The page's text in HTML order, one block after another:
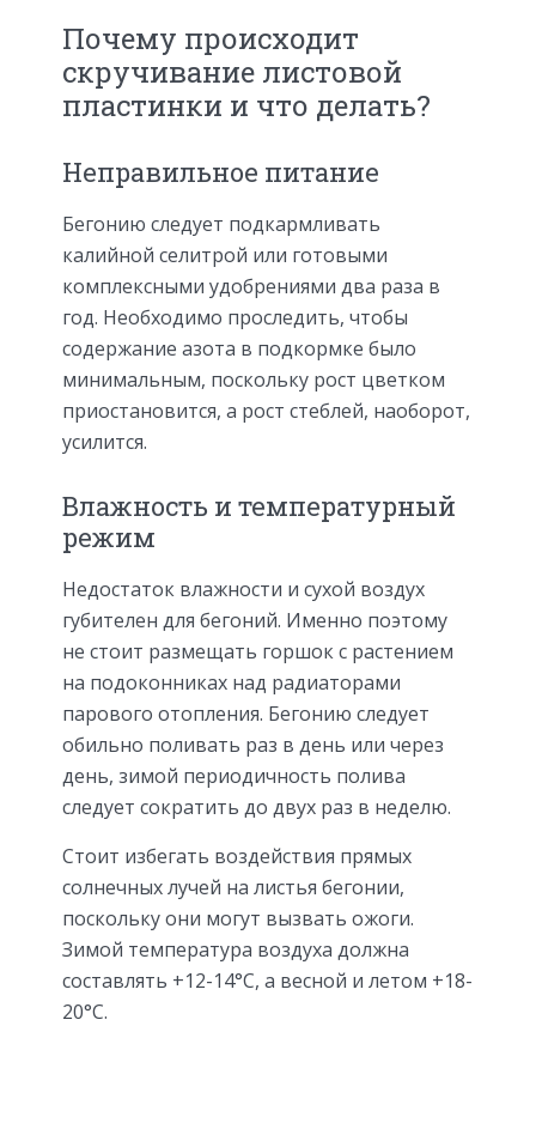
Почему происходит
скручивание листовой
пластинки и что делать?
Неправильное питание
Бегонию следует подкармливать
калийной селитрой или готовыми
комплексными удобрениями два раза в
год. Необходимо проследить, чтобы
содержание азота в подкормке было
минимальным, поскольку рост цветком
приостановится, а рост стеблей, наоборот,
усилится.
Влажность и температурный
режим
Недостаток влажности и сухой воздух
губителен для бегоний. Именно поэтому
не стоит размещать горшок с растением
на подоконниках над радиаторами
парового отопления. Бегонию следует
обильно поливать раз в день или через
день, зимой периодичность полива
следует сократить до двух раз в неделю.
Стоит избегать воздействия прямых
солнечных лучей на листья бегонии,
поскольку они могут вызвать ожоги.
Зимой температура воздуха должна
составлять +12-14°С, а весной и летом +18-
20°С.